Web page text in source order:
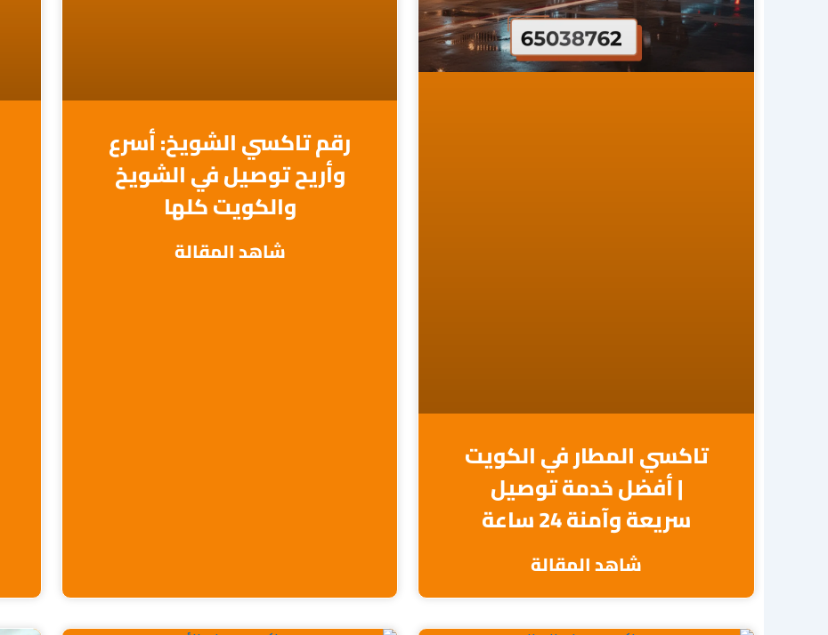
تاكسي المطار في الكويت
| أفضل خدمة توصيل
سريعة وآمنة 24 ساعة
شاهد المقالة
رقم تاكسي الشويخ: أسرع
وأريح توصيل في الشويخ
والكويت كلها
شاهد المقالة